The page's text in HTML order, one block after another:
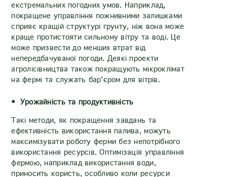
екстремальних погодних умов. Наприклад,
покращене управління пожнивними залишками
сприяє кращій структурі грунту, ніж вона може
краще протистояти сильному вітру та воді. Це
може призвести до менших втрат від
непередбачуваної погоди. Деякі проекти
агролісівництва також покращують мікроклімат
на фермі та служать бар'єром для вітрів.
Урожайність та продуктивність
Такі методи, як покращення завдань та
ефективність використання палива, можуть
максимізувати роботу ферми без непотрібного
використання ресурсів. Оптимізація управління
фермою, наприклад використання води,
приносить користь, особливо коли ресурси